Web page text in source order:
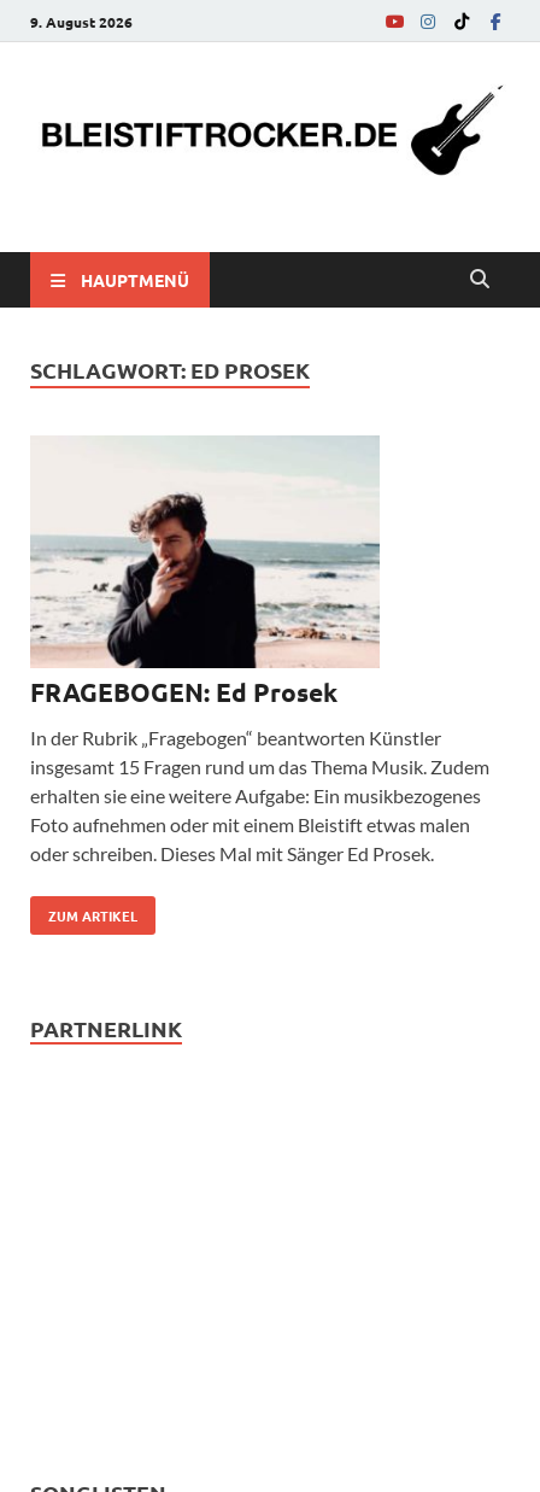
9. August 2026
bleistiftrocker.de
HAUPTMENÜ
SCHLAGWORT: ED PROSEK
FRAGEBOGEN: Ed Prosek
In der Rubrik „Fragebogen“ beantworten Künstler
insgesamt 15 Fragen rund um das Thema Musik. Zudem
erhalten sie eine weitere Aufgabe: Ein musikbezogenes
Foto aufnehmen oder mit einem Bleistift etwas malen
oder schreiben. Dieses Mal mit Sänger Ed Prosek.
ZUM ARTIKEL
PARTNERLINK